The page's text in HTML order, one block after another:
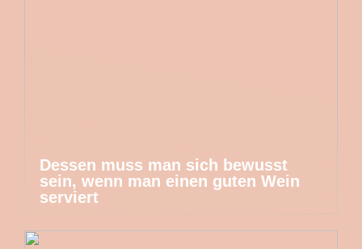
Dessen muss man sich bewusst
sein, wenn man einen guten Wein
serviert